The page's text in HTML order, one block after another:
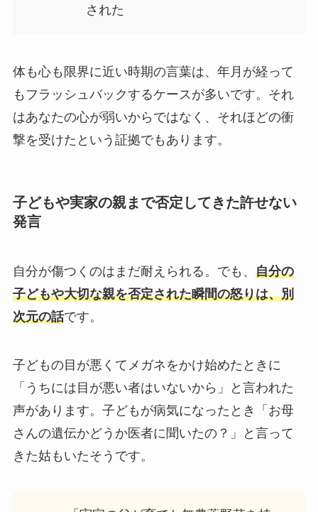
された
体も心も限界に近い時期の言葉は、年月が経って
もフラッシュバックするケースが多いです。それ
はあなたの心が弱いからではなく、それほどの衝
撃を受けたという証拠でもあります。
子どもや実家の親まで否定してきた許せない
発言
自分が傷つくのはまだ耐えられる。でも、 自分の
子どもや大切な親を否定された瞬間の怒りは、別
次元の話です。
子どもの目が悪くてメガネをかけ始めたときに
「うちには目が悪い者はいないから」と言われた
声があります。子どもが病気になったとき「お母
さんの遺伝かどうか医者に聞いたの？」と言って
きた姑もいたそうです。